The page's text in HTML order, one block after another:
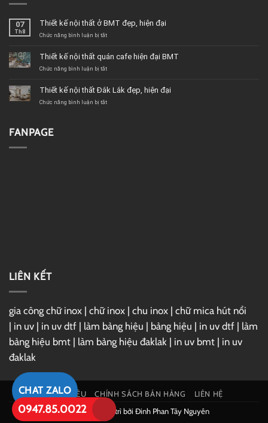
CHAT ZALO
0947.85.0022
07
Th8
Thiết kế nội thất ở BMT đẹp, hiện đại
Chức năng bình luận bị tắtở
nội
thất
đẹp,
hiện
Thiết kế nội thất quán cafe hiện đại BMT
Chức năng bình luận bị tắtở
nội
thất
Thiết kế nội thất Đắk Lắk đẹp, hiện đại
Chức năng bình luận bị tắtở
FANPAGE
LIÊN KẾT
gia công chữ inox | chữ inox | chu inox | chữ mica hút nổi
| in uv | in uv dtf | làm bảng hiệu | bảng hiệu | in uv dtf | làm
bảng hiệu bmt | làm bảng hiệu đaklak | in uv bmt | in uv
đaklak
GIỚI THIỆU CHÍNH SÁCH BÁN HÀNG LIÊN HỆ
Phát triển và duy trì bởi Đinh Phan Tây Nguyên